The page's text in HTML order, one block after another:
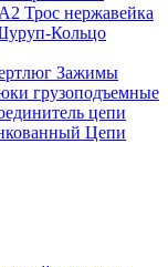
Трос нержавейка
Кольцо
Зажимы
грузоподъемные
цепи
Цепи